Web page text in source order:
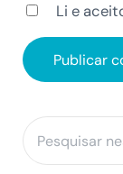
Li e
Sidebar
Pesquisar neste